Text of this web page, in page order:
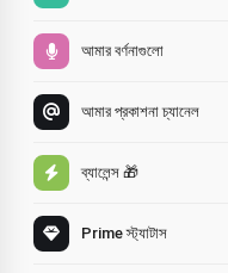
আমার বর্ণনাগুলো
আমার প্রকাশনা চ্যানেল
ব্যালেন্স 🎁
Prime স্ট্যাটাস